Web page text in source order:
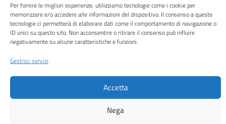
Per fornire le migliori esperienze, utilizziamo tecnologie come i cookie per
memorizzare e/o accedere alle informazioni del dispositivo. Il consenso a queste
tecnologie ci permetterà di elaborare dati come il comportamento di navigazione o
ID unici su questo sito. Non acconsentire o ritirare il consenso può influire
negativamente su alcune caratteristiche e funzioni.
Gestisci servizi
Accetta
Nega
Facebook
Attuazione Misure PNRR